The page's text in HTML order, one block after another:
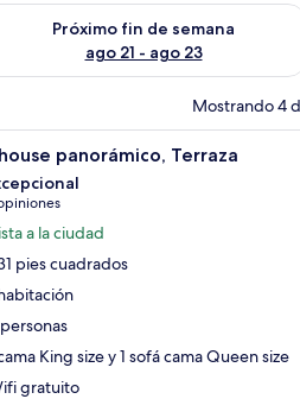
ago 14 - ago 16
Próximo fin de semana
ago 21 - ago 23
la disponibilidad para el
Mostrando 4
con una planta.
mesa de comedor y sillas. Se ve una
Un balcón con
panorámico, Terraza
10
a la ciudad
pies cuadrados
King size y 1 sofá cama Queen size
gratuito